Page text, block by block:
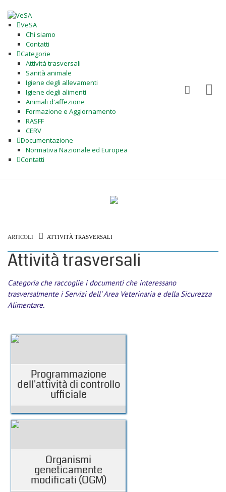
VeSA
Chi siamo
Contatti
Categorie
Attività trasversali
Sanità animale
Igiene degli allevamenti
Igiene degli alimenti
Animali d'affezione
Formazione e Aggiornamento
RASFF
CERV
Documentazione
Normativa Nazionale ed Europea
Contatti
ARTICOLI ATTIVITÀ TRASVERSALI
Attività trasversali
Categoria che raccoglie i documenti che interessano
trasversalmente i Servizi dell' Area Veterinaria e della Sicurezza
Alimentare.
Programmazione
dell'attività di controllo
ufficiale
Organismi
geneticamente
modificati (OGM)